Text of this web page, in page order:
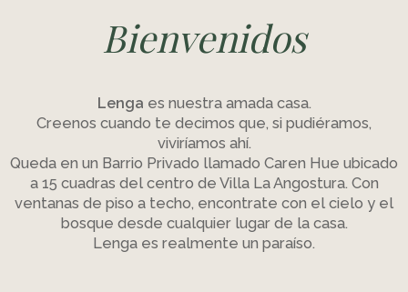
Bienvenidos
Lenga es nuestra amada casa.
Creenos cuando te decimos que, si pudiéramos,
viviríamos ahí.
Queda en un Barrio Privado llamado Caren Hue ubicado
a 15 cuadras del centro de Villa La Angostura. Con
ventanas de piso a techo, encontrate con el cielo y el
bosque desde cualquier lugar de la casa.
Lenga es realmente un paraíso.